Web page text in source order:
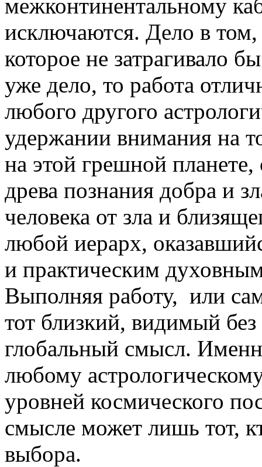
межконтинентальному
исключаются. Дело в том,
которое не затрагивало
уже дело, то работа
любого другого
удержании внимания на
на этой грешной планете,
древа познания добра и
человека от зла и
любой иерарх,
и практическим
Выполняя работу, или
тот близкий, видимый
глобальный смысл.
любому
уровней космического
смысле может лишь тот,
выбора.